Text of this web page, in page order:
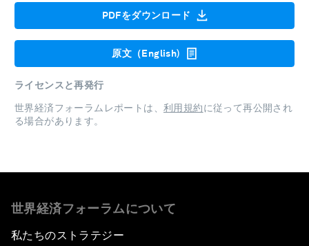
PDFをダウンロード
原文（English)
ライセンスと再発行
世界経済フォーラムレポートは、 利用規約に従って再公開され
る場合があります。
世界経済フォーラムについて
私たちのストラテジー